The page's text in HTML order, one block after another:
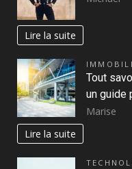
Lire la suite
Tout
un guide
Marise
Lire la suite